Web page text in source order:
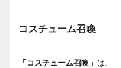
コスチューム召喚
「コスチューム召喚」 は、